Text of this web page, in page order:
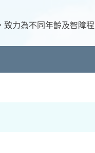
力為不同年齡及智障